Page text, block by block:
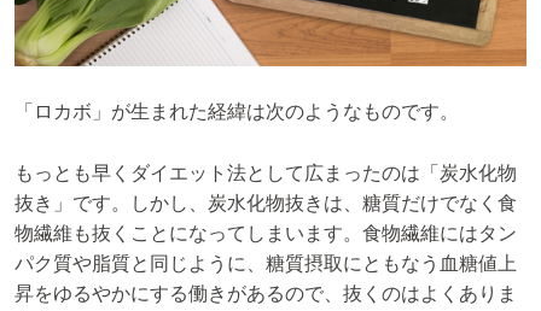
「ロカボ」が生まれた経緯は次のようなものです。
もっとも早くダイエット法として広まったのは「炭水化物
抜き」です。しかし、炭水化物抜きは、糖質だけでなく食
物繊維も抜くことになってしまいます。食物繊維にはタン
パク質や脂質と同じように、糖質摂取にともなう血糖値上
昇をゆるやかにする働きがあるので、抜くのはよくありま